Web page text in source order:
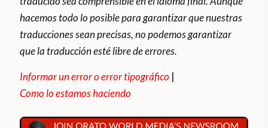
hacemos todo lo posible para garantizar que nuestras
traducciones sean precisas, no podemos garantizar
que la traducción esté libre de errores.
Informar un error o error tipográfico |
Como lo estamos haciendo